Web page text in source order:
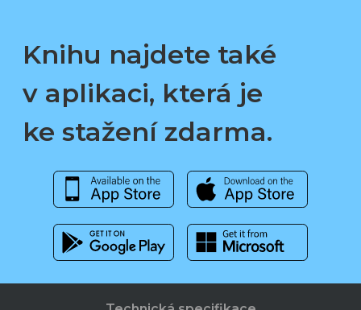
Knihu najdete také
v aplikaci, která je
ke stažení zdarma.